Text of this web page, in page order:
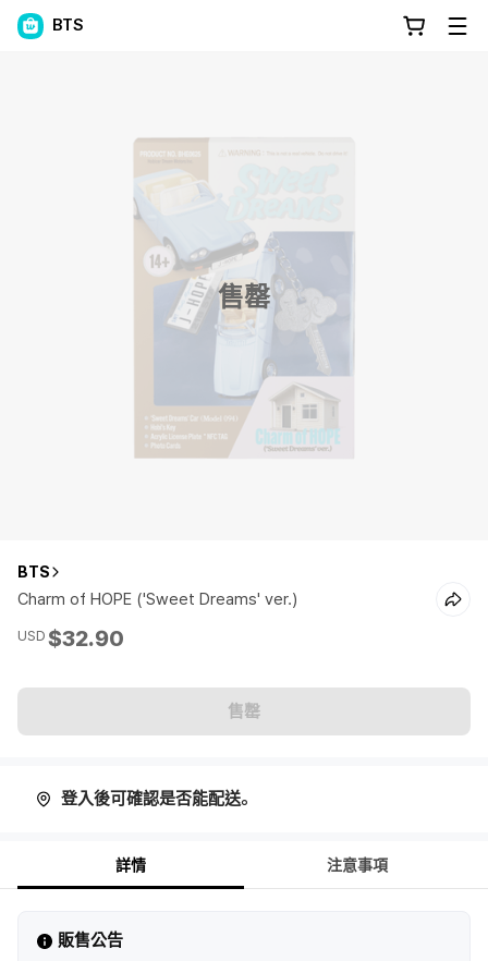
BTS
售罄
BTS
Charm of HOPE ('Sweet Dreams' ver.)
USD $32.90
售罄
登入後可確認是否能配送。
詳情 注意事項
販售公告